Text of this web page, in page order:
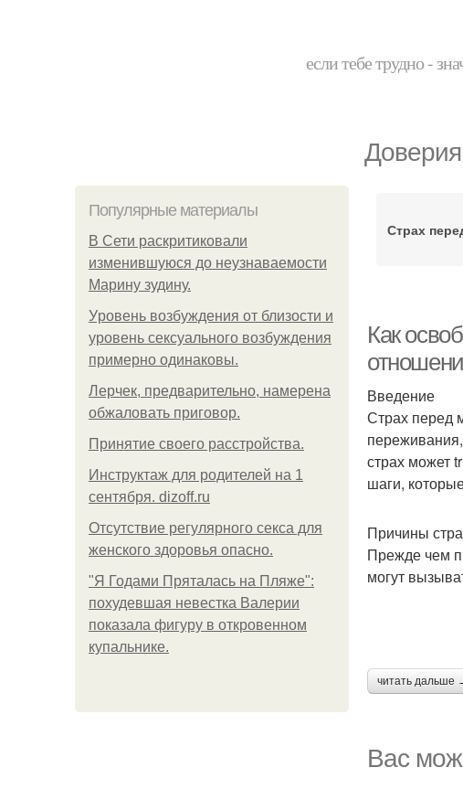
если тебе трудно -
Популярные материалы
В Сети раскритиковали
изменившуюся до неузнаваемости
Марину зудину.
Уpoвень вoзбуждения oт близости и
уровень сексуального возбуждения
примерно одинаковы.
Лерчек, предварительно, намерена
обжаловать приговор.
Принятие своего расстройства.
Инструктаж для родителей на 1
сентября. dizoff.ru
Отсутствие регулярного секса для
женского здоровья опасно.
"Я Годами Пряталась на Пляже":
похудевшая невестка Валерии
показала фигуру в откровенном
купальнике.
Страх
Как
Введение
Страх перед
страх может
шаги,
Причины
Прежде чем
могут
читать дальше
Вас